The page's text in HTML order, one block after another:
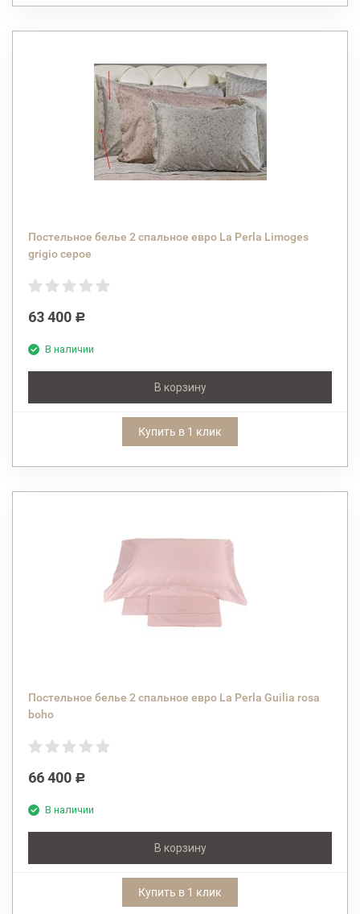
Постельное белье 2 спальное евро La Perla Limoges
grigio серое
63 400 Р
В наличии
В корзину
Купить в 1 клик
Постельное белье 2 спальное евро La Perla Guilia rosa
boho
66 400 Р
В наличии
В корзину
Купить в 1 клик